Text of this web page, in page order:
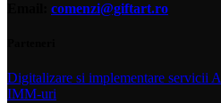
comenzi@giftart.ro
Digitalizare si implementare servicii
IMM-uri